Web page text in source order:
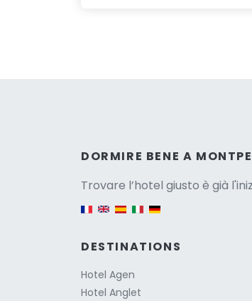
DORMIRE BENE A
Trovare l’hotel giusto è già
DESTINATIONS
Hotel Agen
Hotel Anglet